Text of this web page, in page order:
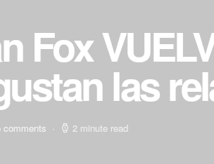
Fox
las
comments 2 minute read